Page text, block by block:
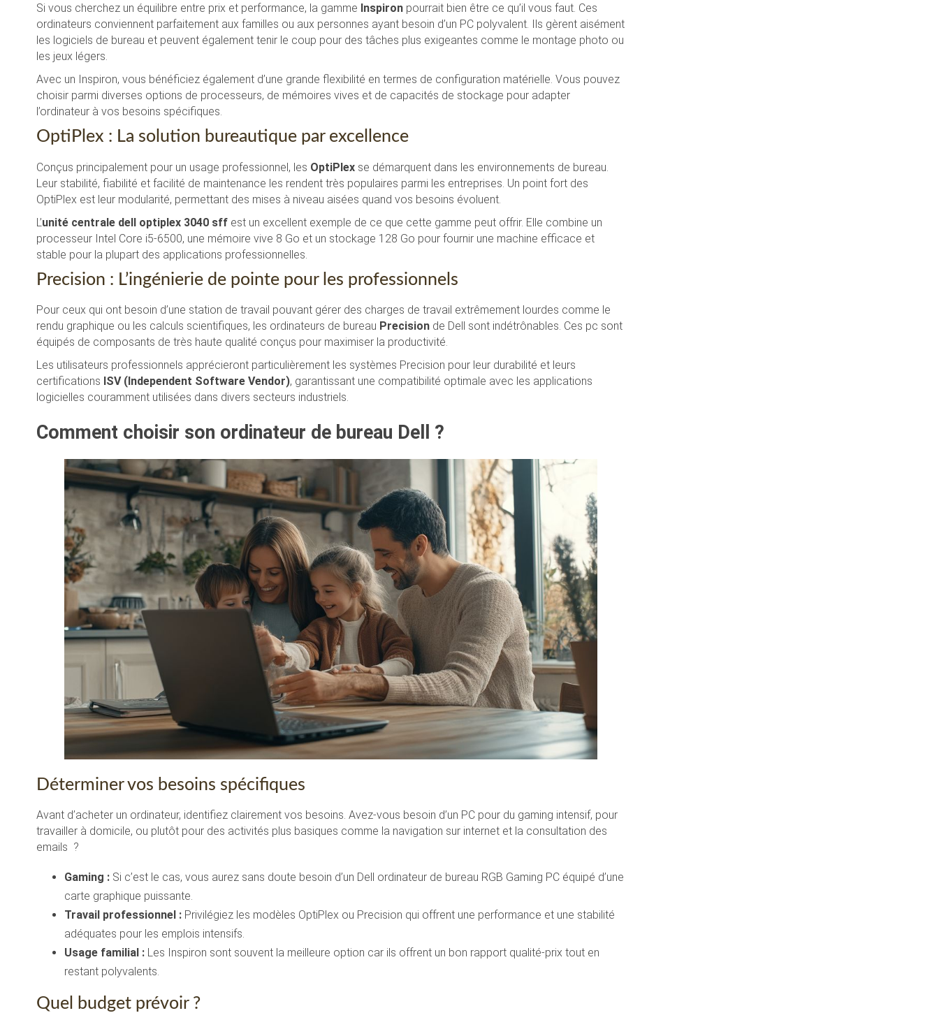
Si vous cherchez un équilibre entre prix et performance, la gamme Inspiron pourrait bien être ce qu’il vous faut. Ces
ordinateurs conviennent parfaitement aux familles ou aux personnes ayant besoin d’un PC polyvalent. Ils gèrent aisément
les logiciels de bureau et peuvent également tenir le coup pour des tâches plus exigeantes comme le montage photo ou
les jeux légers.
Avec un Inspiron, vous bénéficiez également d’une grande flexibilité en termes de configuration matérielle. Vous pouvez
choisir parmi diverses options de processeurs, de mémoires vives et de capacités de stockage pour adapter
l’ordinateur à vos besoins spécifiques.
OptiPlex : La solution bureautique par excellence
Conçus principalement pour un usage professionnel, les OptiPlex se démarquent dans les environnements de bureau.
Leur stabilité, fiabilité et facilité de maintenance les rendent très populaires parmi les entreprises. Un point fort des
OptiPlex est leur modularité, permettant des mises à niveau aisées quand vos besoins évoluent.
L’unité centrale dell optiplex 3040 sff est un excellent exemple de ce que cette gamme peut offrir. Elle combine un
processeur Intel Core i5-6500, une mémoire vive 8 Go et un stockage 128 Go pour fournir une machine efficace et
stable pour la plupart des applications professionnelles.
Precision : L’ingénierie de pointe pour les professionnels
Pour ceux qui ont besoin d’une station de travail pouvant gérer des charges de travail extrêmement lourdes comme le
rendu graphique ou les calculs scientifiques, les ordinateurs de bureau Precision de Dell sont indétrônables. Ces pc sont
équipés de composants de très haute qualité conçus pour maximiser la productivité.
Les utilisateurs professionnels apprécieront particulièrement les systèmes Precision pour leur durabilité et leurs
certifications ISV (Independent Software Vendor), garantissant une compatibilité optimale avec les applications
logicielles couramment utilisées dans divers secteurs industriels.
Comment choisir son ordinateur de bureau Dell ?
Déterminer vos besoins spécifiques
Avant d’acheter un ordinateur, identifiez clairement vos besoins. Avez-vous besoin d’un PC pour du gaming intensif, pour
travailler à domicile, ou plutôt pour des activités plus basiques comme la navigation sur internet et la consultation des
emails ?
Gaming : Si c’est le cas, vous aurez sans doute besoin d’un Dell ordinateur de bureau RGB Gaming PC équipé d’une
carte graphique puissante.
Travail professionnel : Privilégiez les modèles OptiPlex ou Precision qui offrent une performance et une stabilité
adéquates pour les emplois intensifs.
Usage familial : Les Inspiron sont souvent la meilleure option car ils offrent un bon rapport qualité-prix tout en
restant polyvalents.
Quel budget prévoir ?